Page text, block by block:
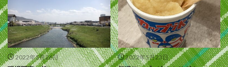
2022年5月26日 2022年5月23日